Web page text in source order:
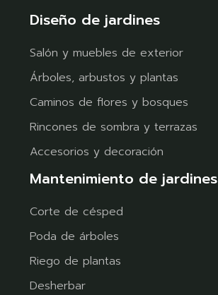
Diseño de jardines
Salón y muebles de exterior
Árboles, arbustos y plantas
Caminos de flores y bosques
Rincones de sombra y terrazas
Accesorios y decoración
Mantenimiento de jardines
Corte de césped
Poda de árboles
Riego de plantas
Desherbar